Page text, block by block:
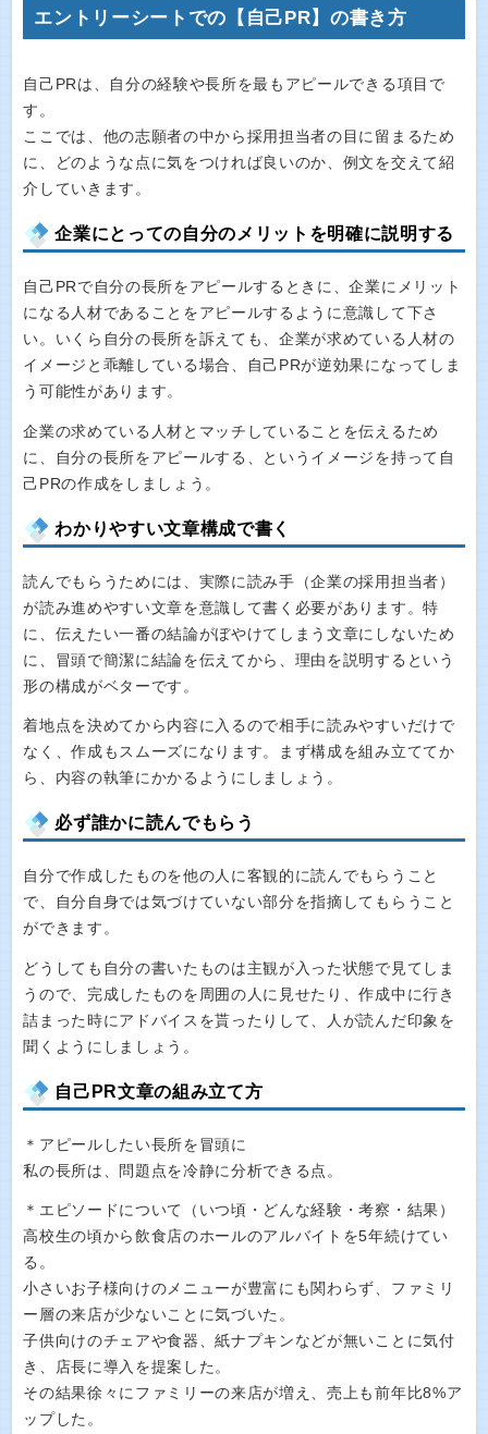
エントリーシートでの【自己PR】の書き方
自己PRは、自分の経験や長所を最もアピールできる項目で
す。
ここでは、他の志願者の中から採用担当者の目に留まるため
に、どのような点に気をつければ良いのか、例文を交えて紹
介していきます。
企業にとっての自分のメリットを明確に説明する
自己PRで自分の長所をアピールするときに、企業にメリット
になる人材であることをアピールするように意識して下さ
い。いくら自分の長所を訴えても、企業が求めている人材の
イメージと乖離している場合、自己PRが逆効果になってしま
う可能性があります。
企業の求めている人材とマッチしていることを伝えるため
に、自分の長所をアピールする、というイメージを持って自
己PRの作成をしましょう。
わかりやすい文章構成で書く
読んでもらうためには、実際に読み手（企業の採用担当者）
が読み進めやすい文章を意識して書く必要があります。特
に、伝えたい一番の結論がぼやけてしまう文章にしないため
に、冒頭で簡潔に結論を伝えてから、理由を説明するという
形の構成がベターです。
着地点を決めてから内容に入るので相手に読みやすいだけで
なく、作成もスムーズになります。まず構成を組み立ててか
ら、内容の執筆にかかるようにしましょう。
必ず誰かに読んでもらう
自分で作成したものを他の人に客観的に読んでもらうこと
で、自分自身では気づけていない部分を指摘してもらうこと
ができます。
どうしても自分の書いたものは主観が入った状態で見てしま
うので、完成したものを周囲の人に見せたり、作成中に行き
詰まった時にアドバイスを貰ったりして、人が読んだ印象を
聞くようにしましょう。
自己PR文章の組み立て方
＊アピールしたい長所を冒頭に
私の長所は、問題点を冷静に分析できる点。
＊エピソードについて（いつ頃・どんな経験・考察・結果）
高校生の頃から飲食店のホールのアルバイトを5年続けてい
る。
小さいお子様向けのメニューが豊富にも関わらず、ファミリ
ー層の来店が少ないことに気づいた。
子供向けのチェアや食器、紙ナプキンなどが無いことに気付
き、店長に導入を提案した。
その結果徐々にファミリーの来店が増え、売上も前年比8%ア
ップした。